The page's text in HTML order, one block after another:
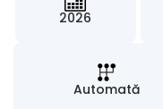
2026
Automată